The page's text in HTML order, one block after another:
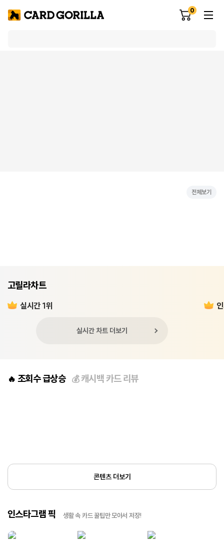
0
전체보기
고릴라차트
실시간 1위
실시간 차트 더보기
🔥 조회수 급상승 💰캐시백 카드 리뷰
콘텐츠 더보기
인스타그램 픽 생활 속 카드 꿀팁만 모아서 저장!